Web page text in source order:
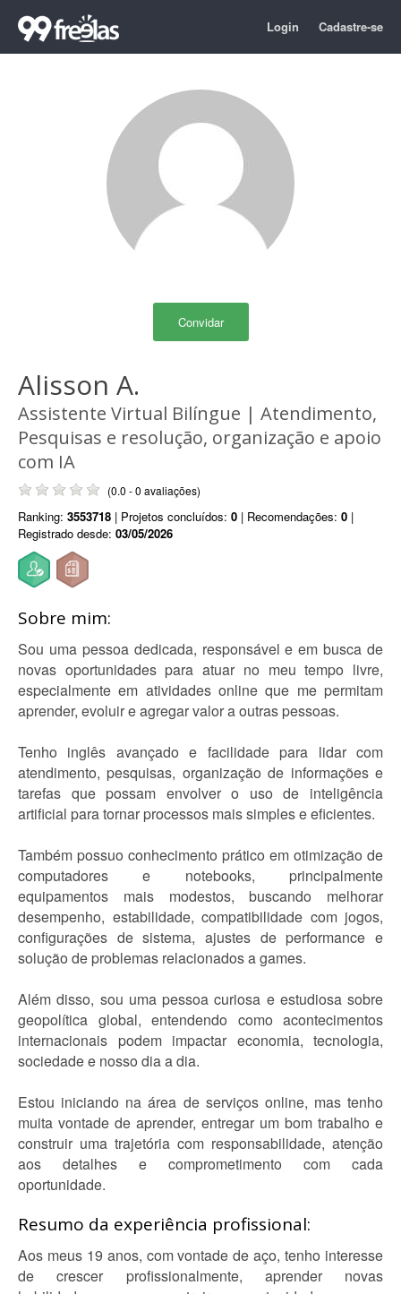
Login Cadastre-se
Convidar
Alisson A.
Assistente Virtual Bilíngue | Atendimento,
Pesquisas e resolução, organização e apoio
com IA
(0.0 - 0 avaliações)
Ranking: 3553718 | Projetos concluídos: 0 | Recomendações: 0 |
Registrado desde: 03/05/2026
Sobre mim:
Sou uma pessoa dedicada, responsável e em busca de
novas oportunidades para atuar no meu tempo livre,
especialmente em atividades online que me permitam
aprender, evoluir e agregar valor a outras pessoas.
Tenho inglês avançado e facilidade para lidar com
atendimento, pesquisas, organização de informações e
tarefas que possam envolver o uso de inteligência
artificial para tornar processos mais simples e eficientes.
Também possuo conhecimento prático em otimização de
computadores e notebooks, principalmente
equipamentos mais modestos, buscando melhorar
desempenho, estabilidade, compatibilidade com jogos,
configurações de sistema, ajustes de performance e
solução de problemas relacionados a games.
Além disso, sou uma pessoa curiosa e estudiosa sobre
geopolítica global, entendendo como acontecimentos
internacionais podem impactar economia, tecnologia,
sociedade e nosso dia a dia.
Estou iniciando na área de serviços online, mas tenho
muita vontade de aprender, entregar um bom trabalho e
construir uma trajetória com responsabilidade, atenção
aos detalhes e comprometimento com cada
oportunidade.
Resumo da experiência profissional:
Aos meus 19 anos, com vontade de aço, tenho interesse
de crescer profissionalmente, aprender novas